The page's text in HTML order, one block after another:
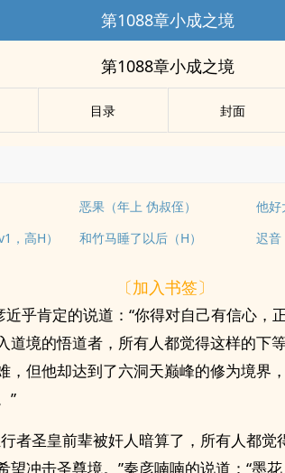
第1088章小成之境
第1088章小成之境
目录 封面
恶果（年上 伪叔侄）
，高H） 和竹马睡了以后（H） 迟音
〔加入书签〕
近乎肯定的说道：“你得对自己有信心，
道境的悟道者，所有人都觉得这样的下
，但他却达到了六洞天巅峰的修为境界
”
者圣皇前辈被奸人暗算了，所有人都觉
望冲击圣尊境。”秦彦喃喃的说道：“墨